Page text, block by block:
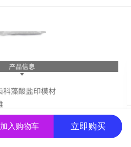
加入购物车 立即购买
关闭